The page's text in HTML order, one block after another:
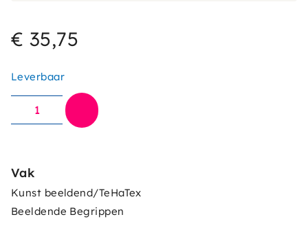
€ 35,75
Leverbaar
Vak
Kunst beeldend/TeHaTex
Beeldende Begrippen